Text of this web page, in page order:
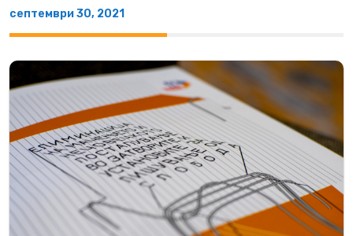
септември 30, 2021